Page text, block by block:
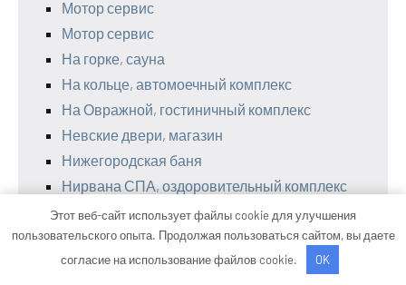
Мотор сервис
Мотор сервис
На горке, сауна
На кольце, автомоечный комплекс
На Овражной, гостиничный комплекс
Невские двери, магазин
Нижегородская баня
Нирвана СПА, оздоровительный комплекс
Орловский пруд, база отдыха
Отель, Отель
Отрадненская баня
Этот веб-сайт использует файлы cookie для улучшения
пользовательского опыта. Продолжая пользоваться сайтом, вы даете
согласие на использование файлов cookie.
OK